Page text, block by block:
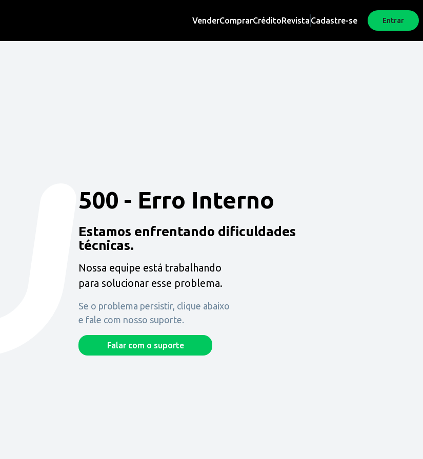
VenderComprarCréditoRevista Cadastre-se Entrar
500 - Erro Interno
Estamos enfrentando dificuldades
técnicas.
Nossa equipe está trabalhando
para solucionar esse problema.
Se o problema persistir, clique abaixo
e fale com nosso suporte.
Falar com o suporte